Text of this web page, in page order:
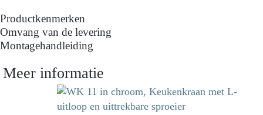
Productkenmerken
Omvang van de levering
Montagehandleiding
Meer informatie